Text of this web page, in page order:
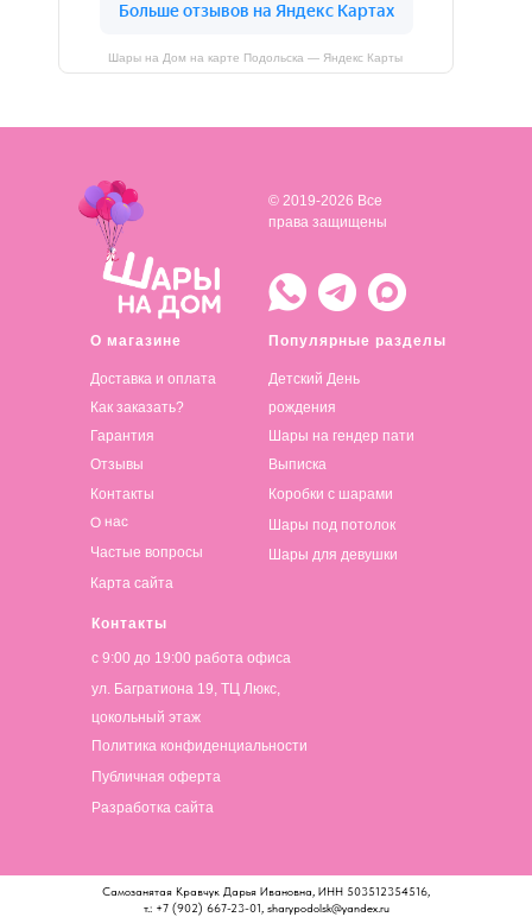
Шары на Дом на карте Подольска — Яндекс Карты
О магазине
Доставка и оплата
Популярные разделы
Детский День
рождения
Контакты
© 2019-2026 Все
права защищены
Как заказать?
Гарантия
Отзывы
Контакты
О нас
Частые вопросы
Карта сайта
Шары на гендер пати
Выписка
Коробки с шарами
Шары под потолок
Шары для девушки
с 9:00 до 19:00 работа офиса
ул. Багратиона 19, ТЦ Люкс,
цокольный этаж
Политика конфиденциальности
Публичная оферта
Разработка сайта
Самозанятая Кравчук Дарья Ивановна, ИНН 503512354516,
т.: +7 (902) 667-23-01, sharypodolsk@yandex.ru